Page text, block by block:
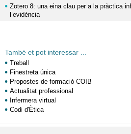
Zotero 8: una eina clau per a la pràctica
l’evidència
També et pot interessar ...
Treball
Finestreta única
Propostes de formació COIB
Actualitat professional
Infermera virtual
Codi d'Ètica